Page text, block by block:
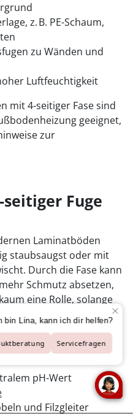
z. B. PE-Schaum,
zu Wänden und
Luftfeuchtigkeit
mit 4-seitiger Fase sind
geeignet,
zur
Fuge
Laminatböden
staubsaugst oder mit
Durch die Fase kann
Schmutz absetzen,
eine Rolle, solange
oder stehendem
pH-Wert
und Filzgleiter